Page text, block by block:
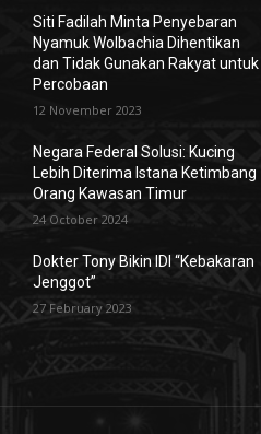
Siti Fadilah Minta Penyebaran
Nyamuk Wolbachia Dihentikan
dan Tidak Gunakan Rakyat untuk
Percobaan
12 November 2023
Negara Federal Solusi: Kucing
Lebih Diterima Istana Ketimbang
Orang Kawasan Timur
24 October 2024
Dokter Tony Bikin IDI “Kebakaran
Jenggot”
27 February 2023